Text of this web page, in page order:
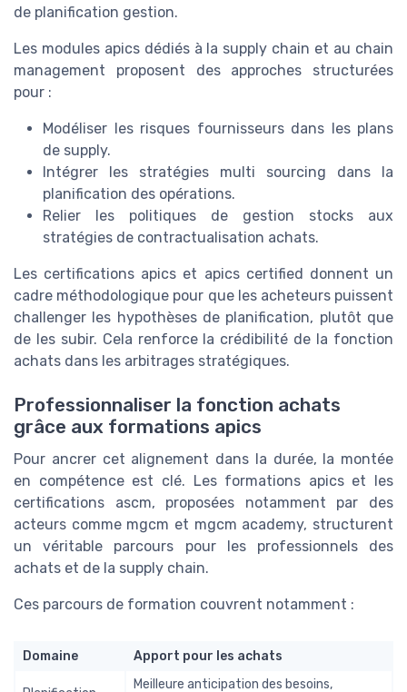
de planification gestion.
Les modules apics dédiés à la supply chain et au chain
management proposent des approches structurées
pour :
Modéliser les risques fournisseurs dans les plans
de supply.
Intégrer les stratégies multi sourcing dans la
planification des opérations.
Relier les politiques de gestion stocks aux
stratégies de contractualisation achats.
Les certifications apics et apics certified donnent un
cadre méthodologique pour que les acheteurs puissent
challenger les hypothèses de planification, plutôt que
de les subir. Cela renforce la crédibilité de la fonction
achats dans les arbitrages stratégiques.
Professionnaliser la fonction achats
grâce aux formations apics
Pour ancrer cet alignement dans la durée, la montée
en compétence est clé. Les formations apics et les
certifications ascm, proposées notamment par des
acteurs comme mgcm et mgcm academy, structurent
un véritable parcours pour les professionnels des
achats et de la supply chain.
Ces parcours de formation couvrent notamment :
Domaine Apport pour les achats
Meilleure anticipation des besoins,